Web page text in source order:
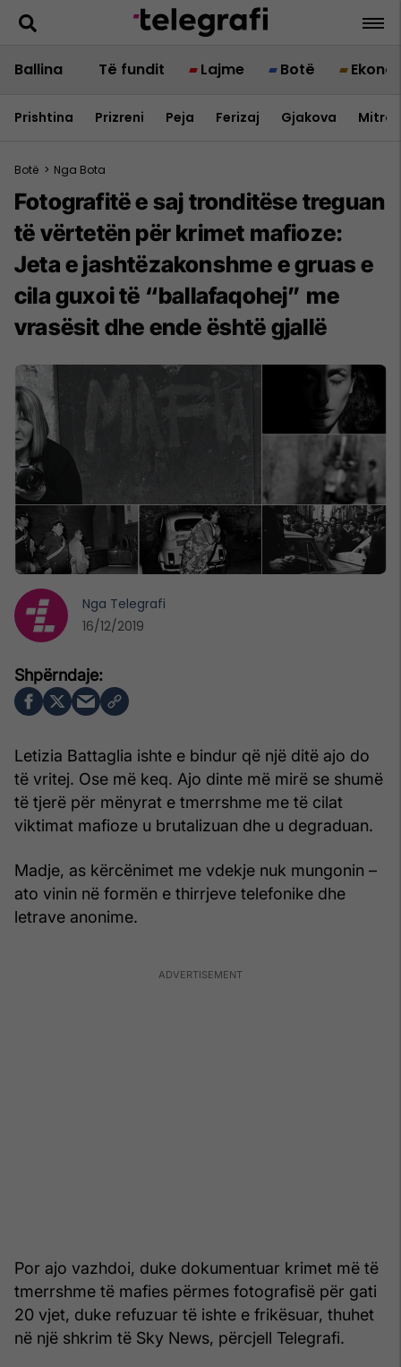
Ballina Të fundit Lajme Botë
Prishtina Prizreni Peja Ferizaj Gjakova
Botë > Nga Bota
Fotografitë e saj tronditëse treguan
të vërtetën për krimet mafioze:
Jeta e jashtëzakonshme e gruas e
cila guxoi të “ballafaqohej” me
vrasësit dhe ende është gjallë
Letizia Battaglia ishte e bindur që një ditë ajo do
të vritej. Ose më keq. Ajo dinte më mirë se shumë
të tjerë për mënyrat e tmerrshme me të cilat
viktimat mafioze u brutalizuan dhe u degraduan.
Madje, as kërcënimet me vdekje nuk mungonin –
ato vinin në formën e thirrjeve telefonike dhe
letrave anonime.
Por ajo vazhdoi, duke dokumentuar krimet më të
tmerrshme të mafies përmes fotografisë për gati
20 vjet, duke refuzuar të ishte e frikësuar, thuhet
në një shkrim të Sky News, përcjell Telegrafi.
Nga Telegrafi
16/12/2019